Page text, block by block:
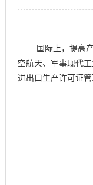
国际上，提高
空航天、军事现代
进出口生产许可证管